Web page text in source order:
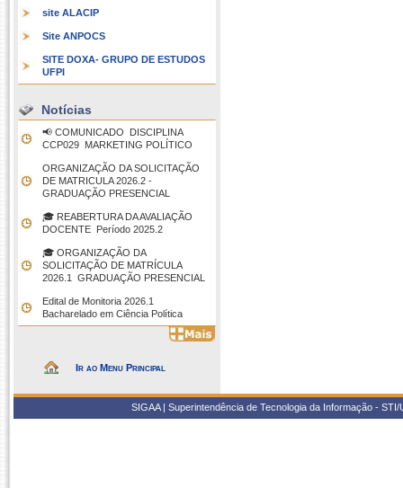
site ALACIP
Site ANPOCS
SITE DOXA- GRUPO DE ESTUDOS
UFPI
Notícias
📢 COMUNICADO  DISCIPLINA
CCP029  MARKETING POLÍTICO
ORGANIZAÇÃO DA SOLICITAÇÃO
DE MATRICULA 2026.2 -
GRADUAÇÃO PRESENCIAL
🎓 REABERTURA DA AVALIAÇÃO
DOCENTE  Período 2025.2
🎓 ORGANIZAÇÃO DA
SOLICITAÇÃO DE MATRÍCULA
2026.1  GRADUAÇÃO PRESENCIAL
Edital de Monitoria 2026.1 
Bacharelado em Ciência Política
Ir ao Menu Principal
SIGAA | Superintendência de Tecnologia da Informação -